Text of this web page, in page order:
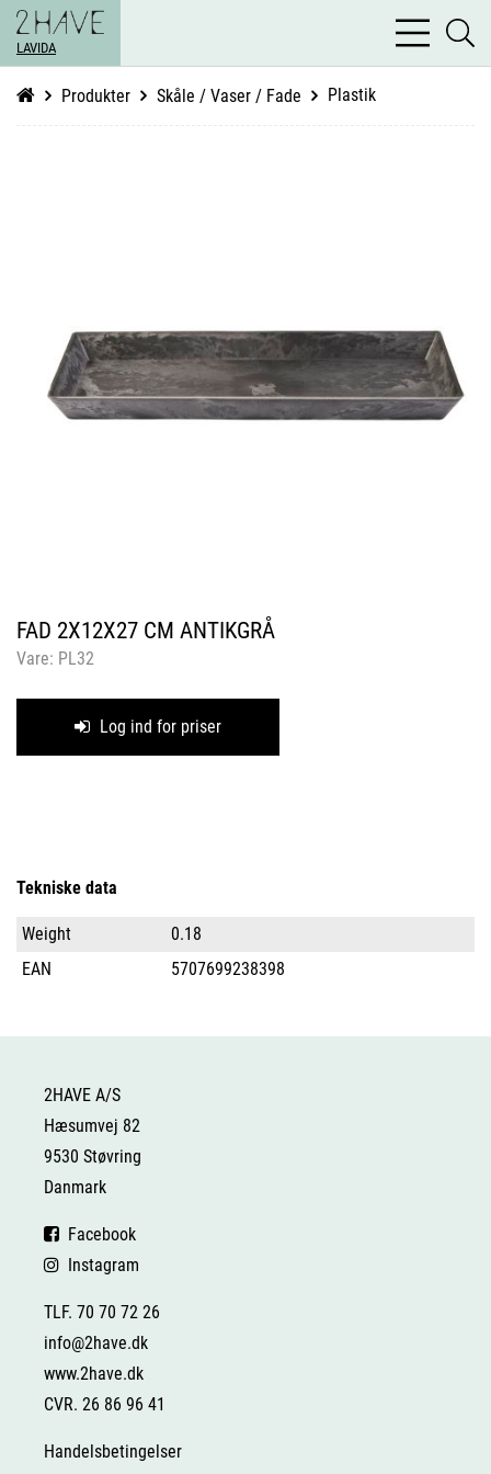
LAVIDA
bars
light
Produkter Skåle / Vaser / Fade Plastik
FAD 2X12X27 CM ANTIKGRÅ
Vare: PL32
Log ind for priser
Tekniske data
Weight
0.18
EAN
5707699238398
2HAVE A/S
Hæsumvej 82
9530 Støvring
Danmark
Facebook
Instagram
TLF. 70 70 72 26
info@2have.dk
www.2have.dk
CVR. 26 86 96 41
Handelsbetingelser